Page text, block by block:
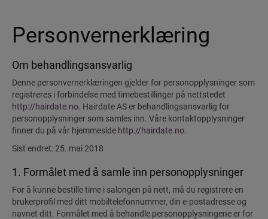
Personvernerklæring
Om behandlingsansvarlig
Denne personvernerklæringen gjelder for personopplysninger som
registreres i forbindelse med timebestillinger på nettstedet
http://hairdate.no. Hairdate AS er behandlingsansvarlig for
personopplysninger som samles inn. Våre kontaktopplysninger
finner du på vår hjemmeside http://hairdate.no.
Sist endret: 25. mai 2018
1. Formålet med å samle inn personopplysninger
For å kunne bestille time i salongen på nett, må du registrere en
brukerprofil med ditt mobiltelefonnummer, din e-postadresse og
navnet ditt. Formålet med å behandle personopplysningene er for